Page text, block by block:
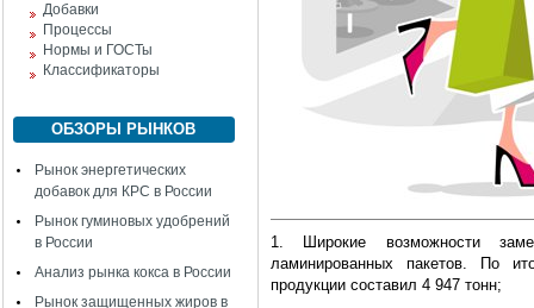
Добавки
Процессы
Нормы и ГОСТы
Классификаторы
ОБЗОРЫ РЫНКОВ
Рынок энергетических
добавок для КРС в России
Рынок гуминовых удобрений
в России
Анализ рынка кокса в России
Рынок защищенных жиров в
1. Широкие возможности
ламинированных пакетов. По
продукции составил 4 947 тонн;